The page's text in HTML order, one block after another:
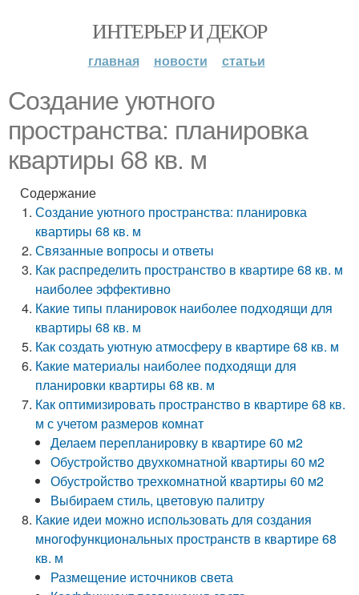
ИНТЕРЬЕР И ДЕКОР
главная новости статьи
Создание уютного
пространства: планировка
квартиры 68 кв. м
Содержание
Создание уютного пространства: планировка
квартиры 68 кв. м
Связанные вопросы и ответы
Как распределить пространство в квартире 68 кв. м
наиболее эффективно
Какие типы планировок наиболее подходящи для
квартиры 68 кв. м
Как создать уютную атмосферу в квартире 68 кв. м
Какие материалы наиболее подходящи для
планировки квартиры 68 кв. м
Как оптимизировать пространство в квартире 68 кв.
м с учетом размеров комнат
Делаем перепланировку в квартире 60 м2
Обустройство двухкомнатной квартиры 60 м2
Обустройство трехкомнатной квартиры 60 м2
Выбираем стиль, цветовую палитру
Какие идеи можно использовать для создания
многофункциональных пространств в квартире 68
кв. м
Размещение источников света